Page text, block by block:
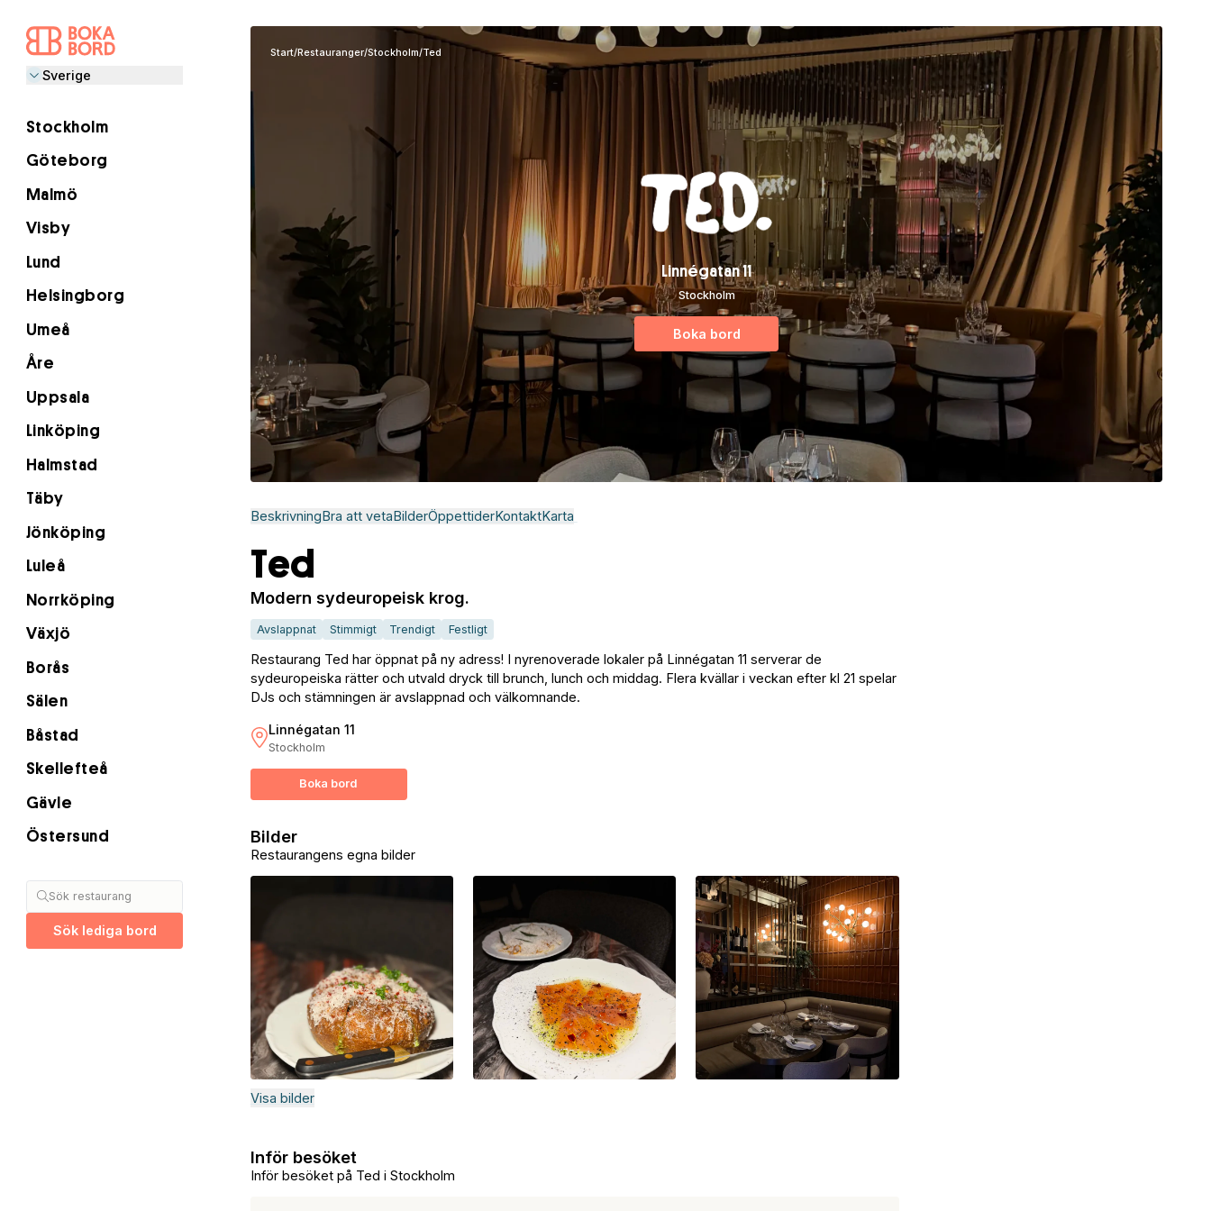
Sverige
Stockholm
Göteborg
Malmö
Visby
Lund
Helsingborg
Umeå
Åre
Uppsala
Linköping
Halmstad
Täby
Jönköping
Luleå
Norrköping
Växjö
Borås
Sälen
Båstad
Skellefteå
Gävle
Östersund
Sök restaurang
Sök lediga bord
Start/Restauranger/Stockholm/Ted
Linnégatan 11
Stockholm
Boka bord
BeskrivningBra att vetaBilderÖppettiderKontaktKarta
Ted
Modern sydeuropeisk krog.
Avslappnat Stimmigt Trendigt Festligt
Restaurang Ted har öppnat på ny adress! I nyrenoverade lokaler på Linnégatan 11 serverar de
sydeuropeiska rätter och utvald dryck till brunch, lunch och middag. Flera kvällar i veckan efter kl 21 spelar
DJs och stämningen är avslappnad och välkomnande.
Linnégatan 11
Stockholm
Boka bord
Restaurangens egna bilder
Bilder
Visa bilder
Inför besöket på Ted i Stockholm
Inför besöket